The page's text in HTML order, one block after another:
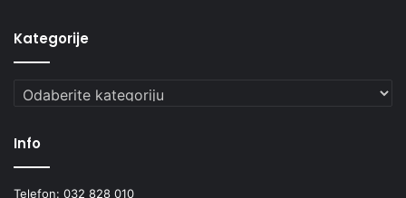
Kategorije
Kategorije
Info
Telefon: 032 828 010